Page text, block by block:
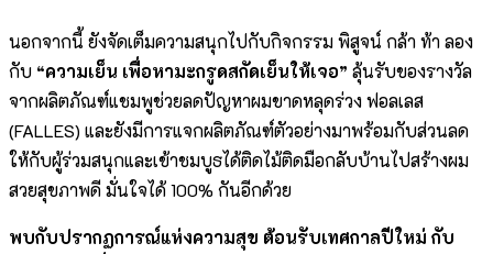
นอกจากนี้ ยังจัดเต็มความสนุกไปกับกิจกรรม พิสูจน์ กล้า ท้า ลอง
กับ “ความเย็น เพื่อหามะกรูดสกัดเย็นให้เจอ” ลุ้นรับของรางวัล
จากผลิตภัณฑ์แชมพูช่วยลดปัญหาผมขาดหลุดร่วง ฟอลเลส
(FALLES) และยังมีการแจกผลิตภัณฑ์ตัวอย่างมาพร้อมกับส่วนลด
ให้กับผู้ร่วมสนุกและเข้าชมบูธได้ติดไม้ติดมือกลับบ้านไปสร้างผม
สวยสุขภาพดี มั่นใจได้ 100% กันอีกด้วย
พบกับปรากฏการณ์แห่งความสุข ต้อนรับเทศกาลปีใหม่ กับ